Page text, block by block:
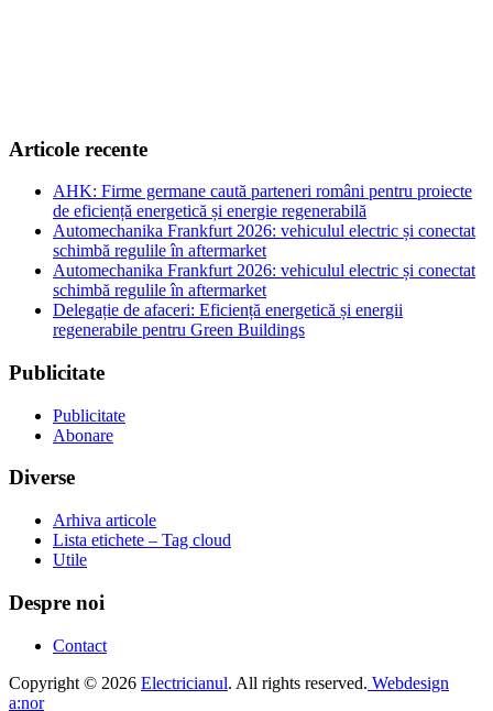
Articole recente
AHK: Firme germane caută parteneri români pentru proiecte
de eficiență energetică și energie regenerabilă
Automechanika Frankfurt 2026: vehiculul electric și conectat
schimbă regulile în aftermarket
Automechanika Frankfurt 2026: vehiculul electric și conectat
schimbă regulile în aftermarket
Delegație de afaceri: Eficiență energetică și energii
regenerabile pentru Green Buildings
Publicitate
Publicitate
Abonare
Diverse
Arhiva articole
Lista etichete – Tag cloud
Utile
Despre noi
Contact
Copyright © 2026 Electricianul. All rights reserved. Webdesign
a:nor